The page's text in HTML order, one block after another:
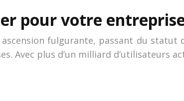
pour votre
fulgurante, passant du
Avec plus d’un milliard d’utilisateurs